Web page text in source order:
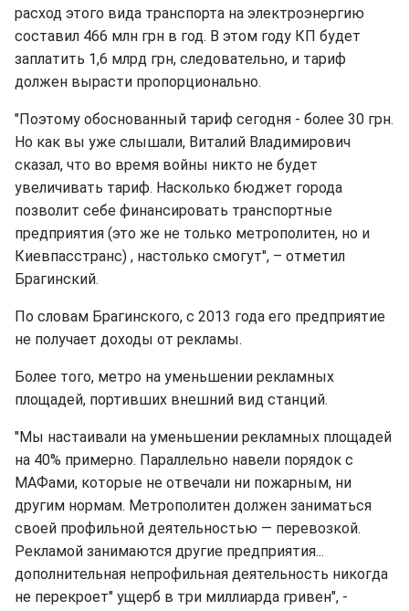
расход этого вида транспорта на электроэнергию
составил 466 млн грн в год. В этом году КП будет
заплатить 1,6 млрд грн, следовательно, и тариф
должен вырасти пропорционально.
"Поэтому обоснованный тариф сегодня - более 30 грн.
Но как вы уже слышали, Виталий Владимирович
сказал, что во время войны никто не будет
увеличивать тариф. Насколько бюджет города
позволит себе финансировать транспортные
предприятия (это же не только метрополитен, но и
Киевпасстранс) , настолько смогут", – отметил
Брагинский.
По словам Брагинского, с 2013 года его предприятие
не получает доходы от рекламы.
Более того, метро на уменьшении рекламных
площадей, портивших внешний вид станций.
"Мы настаивали на уменьшении рекламных площадей
на 40% примерно. Параллельно навели порядок с
МАФами, которые не отвечали ни пожарным, ни
другим нормам. Метрополитен должен заниматься
своей профильной деятельностью — перевозкой.
Рекламой занимаются другие предприятия...
дополнительная непрофильная деятельность никогда
не перекроет" ущерб в три миллиарда гривен", -